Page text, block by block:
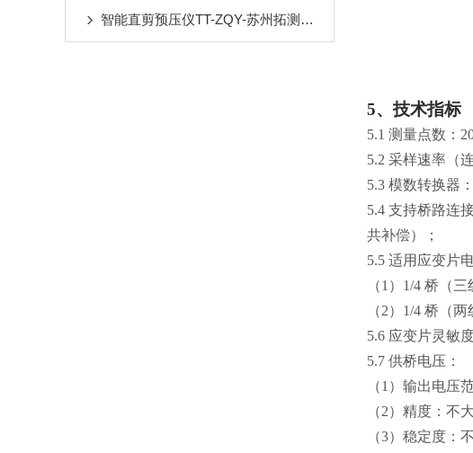
智能直剪预压仪TT-ZQY-苏州拓测仪器设备有限公司
5、技术指标
5.1 测量点数：
5.2 采样速率（
5.3 模数转换器
5.4 支持桥路连
共补偿）；
5.5 适用应变片
（1）1/4 桥（
（2）1/4 桥（
5.6 应变片灵敏
5.7 供桥电压：
（1）输出电压
（2）精度：不
（3）稳定度：